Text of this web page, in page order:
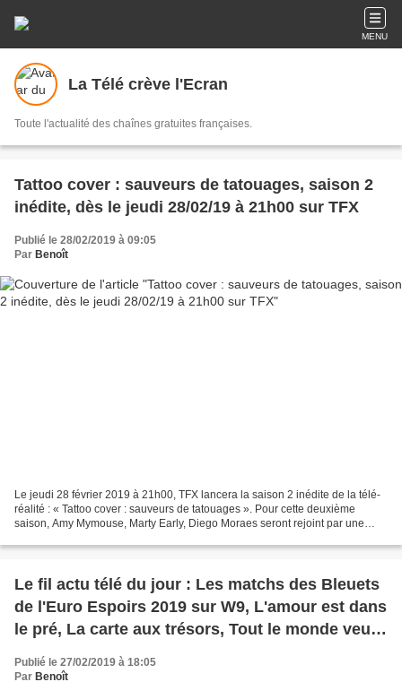
MENU
La Télé crève l'Ecran
Toute l'actualité des chaînes gratuites françaises.
Tattoo cover : sauveurs de tatouages, saison 2
inédite, dès le jeudi 28/02/19 à 21h00 sur TFX
Publié le 28/02/2019 à 09:05
Par Benoît
Le jeudi 28 février 2019 à 21h00, TFX lancera la saison 2 inédite de la télé-
réalité : « Tattoo cover : sauveurs de tatouages ». Pour cette deuxième
saison, Amy Mymouse, Marty Early, Diego Moraes seront rejoint par une
Le fil actu télé du jour : Les matchs des Bleuets
de l'Euro Espoirs 2019 sur W9, L'amour est dans
le pré, La carte aux trésors, Tout le monde veut
Beaugrand
Publié le 27/02/2019 à 18:05
Par Benoît